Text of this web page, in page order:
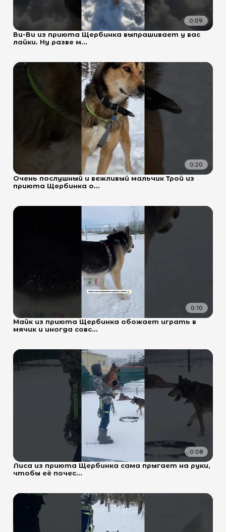
0:09
Ви-Ви из приюта Щербинка выпрашивает у вас
лайки. Ну разве м...
0:20
Очень послушный и вежливый мальчик Трой из
приюта Щербинка о...
0:10
Майк из приюта Щербинка обожает играть в
мячик и иногда совс...
0:08
Лиса из приюта Щербинка сама прыгает на руки,
чтобы её почес...